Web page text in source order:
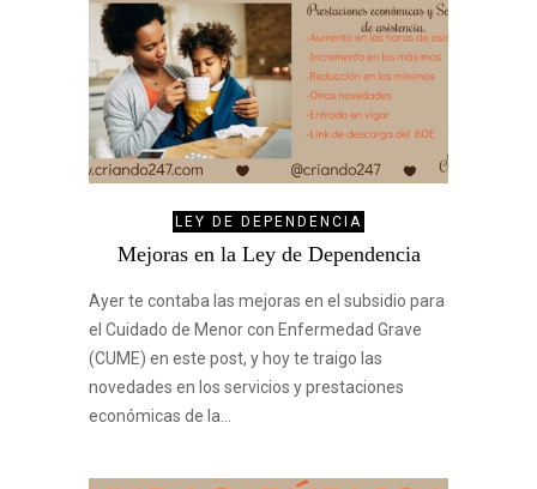
LEY DE DEPENDENCIA
Mejoras en la Ley de Dependencia
Ayer te contaba las mejoras en el subsidio para
el Cuidado de Menor con Enfermedad Grave
(CUME) en este post, y hoy te traigo las
novedades en los servicios y prestaciones
económicas de la…